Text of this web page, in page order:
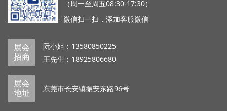
（周一至周五08:30-17:30）
微信扫一扫，添加客服微信
展会
招商
阮小姐：13580850225
王先生：18925806680
展会
地址
东莞市长安镇振安东路96号